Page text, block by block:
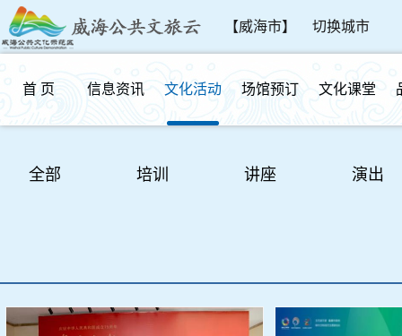
【威海市】 切换城市
首 页 信息资讯 文化活动 场馆预订 文化课堂
全部 培训 讲座 演出